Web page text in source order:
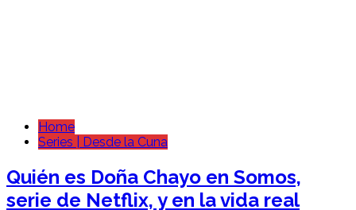
Home
Series | Desde la Cuna
Quién es Doña Chayo en Somos,
serie de Netflix, y en la vida real